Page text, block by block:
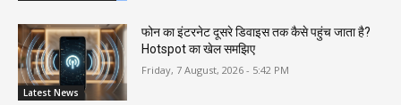
Latest News
फोन का इंटरनेट दूसरे डिवाइस तक कैसे पहुंच जाता है?
Hotspot का खेल समझिए
Friday, 7 August, 2026 - 5:42 PM